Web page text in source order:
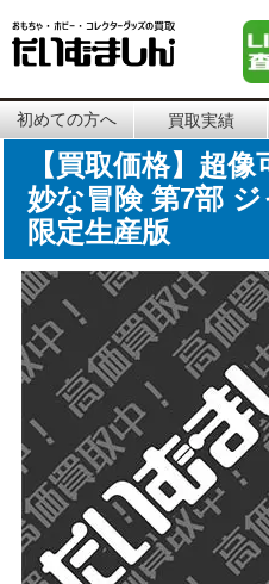
初めての方へ 買取実績
【買取価格】超
妙な冒険 第7部
限定生産版